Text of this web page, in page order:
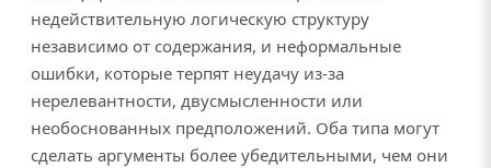
недействительную логическую структуру
независимо от содержания, и неформальные
ошибки, которые терпят неудачу из-за
нерелевантности, двусмысленности или
необоснованных предположений. Оба типа могут
сделать аргументы более убедительными, чем они